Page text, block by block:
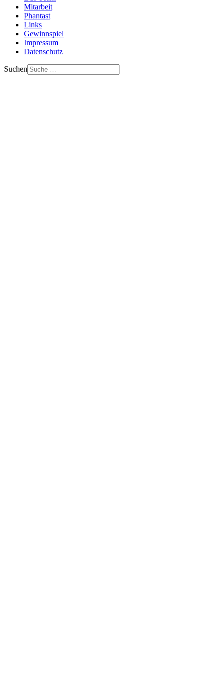
Mitarbeit
Phantast
Links
Gewinnspiel
Impressum
Datenschutz
Suchen